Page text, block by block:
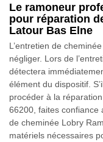
Le ramoneur
pour réparation
Latour Bas Elne
L’entretien de
négliger. Lors de
détectera
élément du dispositif.
procéder à la
66200, faites confiance
de cheminée Lobry
matériels nécessaires